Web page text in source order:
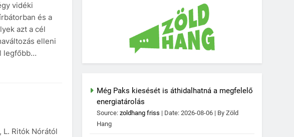
vidéki
és a
azt a cél
elleni
legfőbb…
Ritók Nórától
Még Paks kiesését is áthidalhatná a megfelelő
energiatárolás
Source:zoldhang friss Date: 2026-08-06
By Zöld
Hang